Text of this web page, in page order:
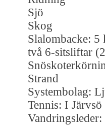
Sjö
Skog
Slalombacke: 5
två 6-sitsliftar
Strand
Systembolag:
Tennis: I Järvsö